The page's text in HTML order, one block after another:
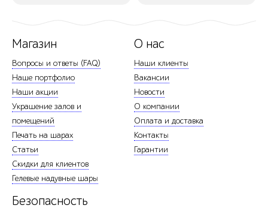
Магазин
Вопросы и ответы (FAQ)
Наше портфолио
Наши акции
Украшение залов и
помещений
Печать на шарах
Статьи
Скидки для клиентов
Гелевые надувные шары
О нас
Наши клиенты
Вакансии
Новости
О компании
Оплата и доставка
Контакты
Гарантии
Безопасность